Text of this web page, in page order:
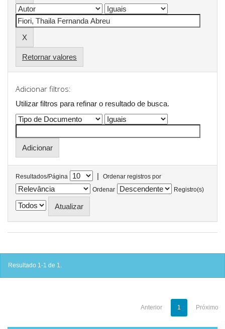
Retornar valores
Adicionar filtros:
Utilizar filtros para refinar o resultado de busca.
Resultados/Página |
Ordenar registros por
Ordenar
Registro(s)
Resultado 1-1 de 1.
Anterior 1 Próximo